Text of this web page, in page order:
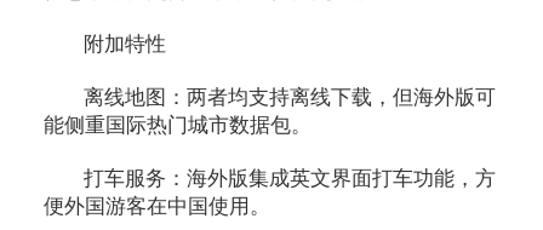
附加特性
离线地图：两者均支持离线下载，但海外版可
能侧重国际热门城市数据包。
打车服务：海外版集成英文界面打车功能，方
便外国游客在中国使用。